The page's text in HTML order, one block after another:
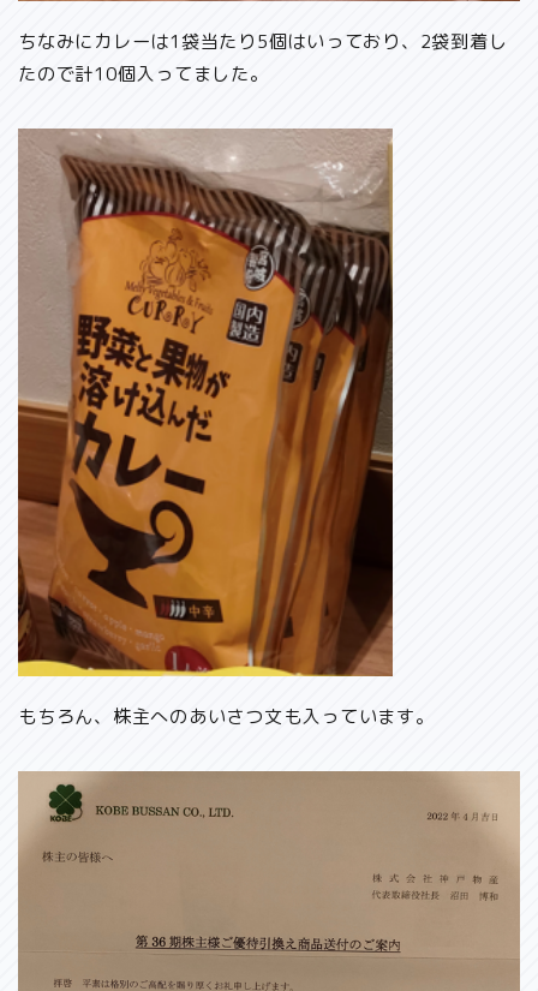
ちなみにカレーは1袋当たり5個はいっており、2袋到着し
たので計10個入ってました。
もちろん、株主へのあいさつ文も入っています。